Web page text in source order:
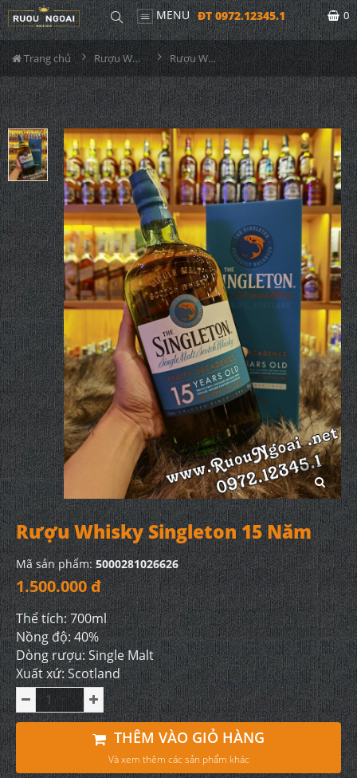
MENU ĐT 0972.12345.1 0
Trang chủ Rượu Whisky Rượu Whisky Singleton 15 Năm
Rượu Whisky Singleton 15 Năm
Mã sản phẩm:5000281026626
1.500.000 đ
Thể tích: 700ml
Nồng độ: 40%
Dòng rượu: Single Malt
Xuất xứ: Scotland
THÊM VÀO GIỎ HÀNG
Và xem thêm các sản phẩm khác